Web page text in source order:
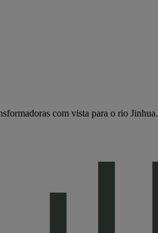
com vista para o rio Jinhua.